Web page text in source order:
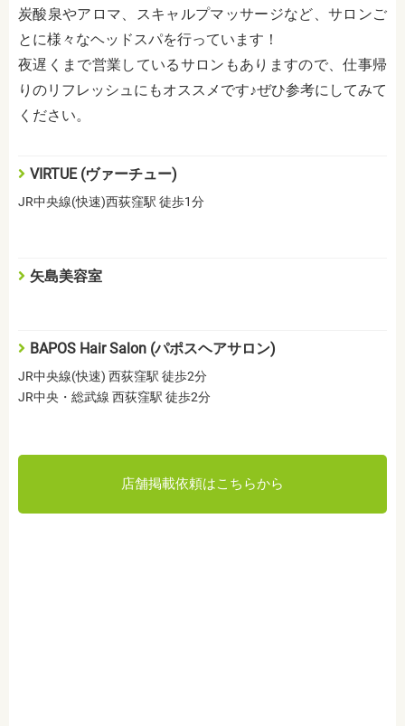
炭酸泉やアロマ、スキャルプマッサージなど、サロンご
とに様々なヘッドスパを行っています！
夜遅くまで営業しているサロンもありますので、仕事帰
りのリフレッシュにもオススメです♪ぜひ参考にしてみて
ください。
VIRTUE (ヴァーチュー)
JR中央線(快速)西荻窪駅 徒歩1分
矢島美容室
BAPOS Hair Salon (パポスヘアサロン)
JR中央線(快速) 西荻窪駅 徒歩2分
JR中央・総武線 西荻窪駅 徒歩2分
店舗掲載依頼はこちらから